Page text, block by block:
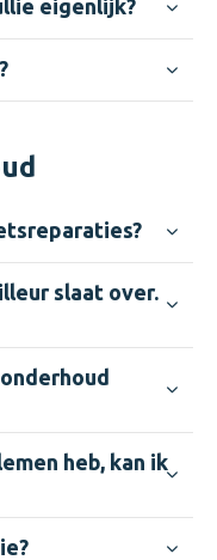
eigenlijk?
slaat over.
heb, kan ik